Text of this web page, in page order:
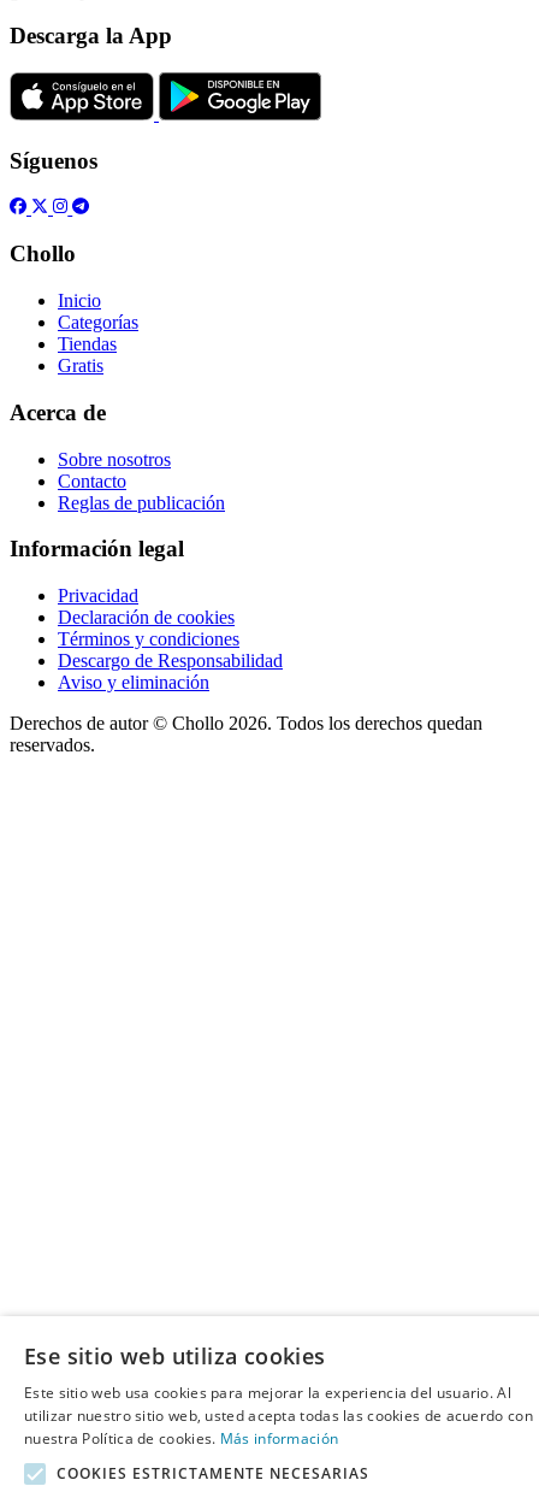
Descarga la App
Síguenos
Chollo
Inicio
Categorías
Tiendas
Gratis
Acerca de
Sobre nosotros
Contacto
Reglas de publicación
Información legal
Privacidad
Declaración de cookies
Términos y condiciones
Descargo de Responsabilidad
Aviso y eliminación
Derechos de autor © Chollo 2026. Todos los derechos quedan
reservados.
Ese sitio web utiliza cookies
Este sitio web usa cookies para mejorar la experiencia del usuario. Al
utilizar nuestro sitio web, usted acepta todas las cookies de acuerdo con
nuestra Política de cookies. Más información
COOKIES ESTRICTAMENTE NECESARIAS